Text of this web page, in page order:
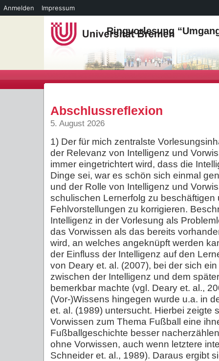
Ringvorlesung
Abschlussreflexion
5. August 2026
1) Der für mich zentralste
der Relevanz von Intelligenz und
immer eingetrichtert wird, dass die
Dinge sei, war es schön sich einmal
und der Rolle von Intelligenz und
schulischen Lernerfolg zu beschäftigen
Fehlvorstellungen zu korrigieren.
Intelligenz in der Vorlesung als
das Vorwissen als das bereits
wird, an welches angeknüpft werden
der Einfluss der Intelligenz auf den
von Deary et. al. (2007), bei der sich
zwischen der Intelligenz und dem
bemerkbar machte (vgl. Deary et. al.,
(Vor-)Wissens hingegen wurde u.a. in
et. al. (1989) untersucht. Hierbei zeigte
Vorwissen zum Thema Fußball eine
Fußballgeschichte besser
ohne Vorwissen, auch wenn letztere
Schneider et. al., 1989). Daraus ergibt
Anmelden Impressum